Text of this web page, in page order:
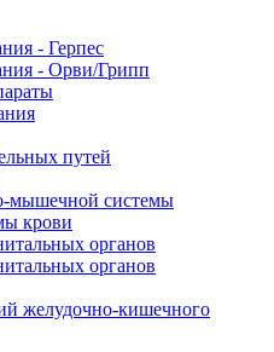
- Герпес
- Орви/Грипп
путей
мышечной системы
крови
органов
органов
желудочно-кишечного